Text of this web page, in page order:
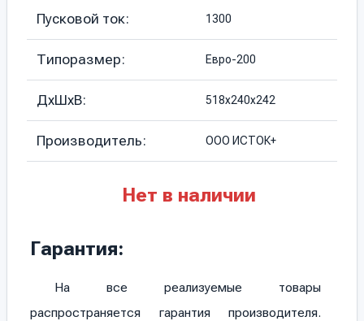
Пусковой ток: 1300
Типоразмер: Евро-200
ДхШхВ: 518х240х242
Производитель: ООО ИСТОК+
Нет в наличии
Гарантия:
На все реализуемые товары
распространяется гарантия производителя.